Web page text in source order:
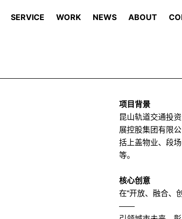
SERVICE WORK NEWS ABOUT
项目背景
昆山轨道交通投
展控股集团有限
括上盖物业、段
等。
核心创意
在“开放、融合、
——